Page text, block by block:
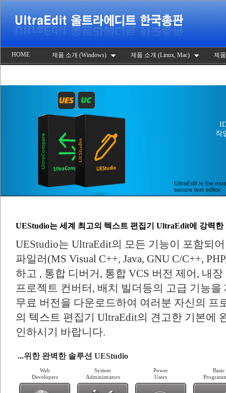
HOME 제품 소개 (Windows) 제품 소개 (Linux, Mac) 제
작
UEStudio는 세계 최고의 텍스트 편집기 UltraEdit에 강력
UEStudio는 UltraEdit의 모든 기능이 포함되
파일러(MS Visual C++, Java, GNU C/C++,
하고 , 통합 디버거, 통합 VCS 버전 제어, 내
프로젝트 컨버터, 배치 빌더등의 고급 기능을
무료 버전을 다운로드하여 여러분 자신의 프
의 텍스트 편집기 UltraEdit의 견고한 기본에
인하시기 바랍니다.
...위한 완벽한 솔루션 UEStudio
Web
Developers
System
Administrators
Power
Users
Basic